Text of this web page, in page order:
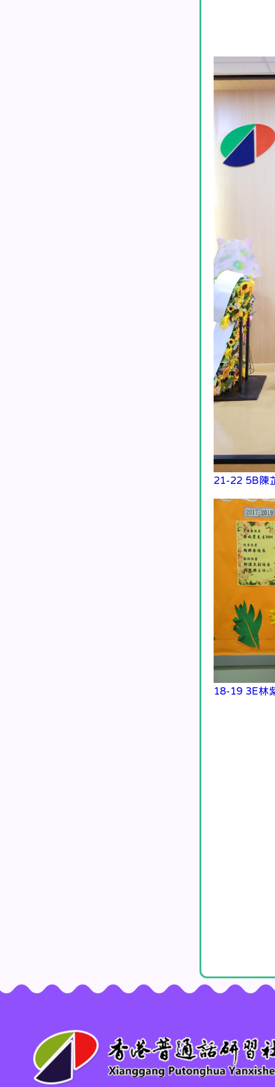
21-22 5B陳
18-19 3E林